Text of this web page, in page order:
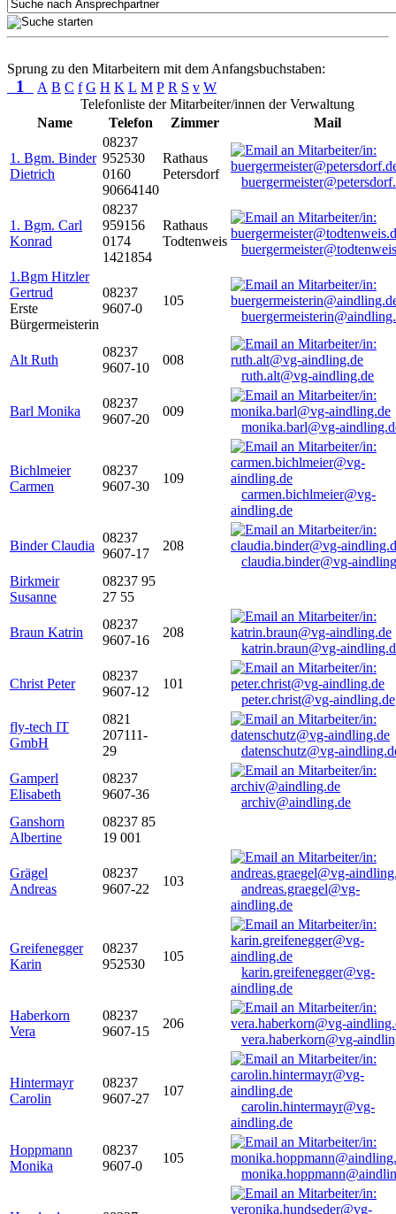
Sprung zu den Mitarbeitern mit dem Anfangsbuchstaben:
1 A B C f G H K L M P R S v W
Telefonliste der Mitarbeiter/innen der Verwaltung
Name
Telefon Zimmer Mail
1. Bgm. Binder
Dietrich
08237
952530
0160
90664140
Rathaus
Petersdorf
1. Bgm. Carl
Konrad
08237
959156
0174
1421854
Rathaus
Todtenweis
1.Bgm Hitzler
Gertrud
Erste
Bürgermeisterin
08237
9607-0
105
Alt Ruth
08237
9607-10
008
ruth.alt@vg-aindling.de
Barl Monika
08237
9607-20
009
monika.barl@vg-
Bichlmeier
Carmen
08237
9607-30
109
carmen.bichlmeier@vg-
aindling.de
Binder Claudia
08237
9607-17
208
claudia.binder@vg-
Birkmeir
Susanne
08237 95
27 55
Braun Katrin
08237
9607-16
208
katrin.braun@vg-
Christ Peter
08237
9607-12
101
peter.christ@vg-aindling.de
fly-tech IT
GmbH
0821
207111-
29
datenschutz@vg-
Gamperl
Elisabeth
08237
9607-36
archiv@aindling.de
Ganshorn
Albertine
08237 85
19 001
Grägel
Andreas
08237
9607-22
103
andreas.graegel@vg-
aindling.de
Greifenegger
Karin
08237
952530
105
karin.greifenegger@vg-
aindling.de
Haberkorn
Vera
08237
9607-15
206
vera.haberkorn@vg-
Hintermayr
Carolin
08237
9607-27
107
carolin.hintermayr@vg-
aindling.de
Hoppmann
Monika
08237
9607-0
105